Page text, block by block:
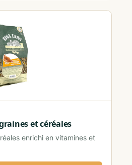
et céréales
enrichi en vitamines et